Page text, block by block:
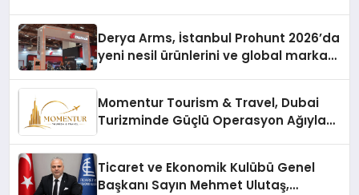
Derya Arms, İstanbul Prohunt 2026’da
yeni nesil ürünlerini ve global marka
Momentur Tourism & Travel, Dubai
Turizminde Güçlü Operasyon Ağıyla
Ticaret ve Ekonomik Kulübü Genel
Başkanı Sayın Mehmet Ulutaş,